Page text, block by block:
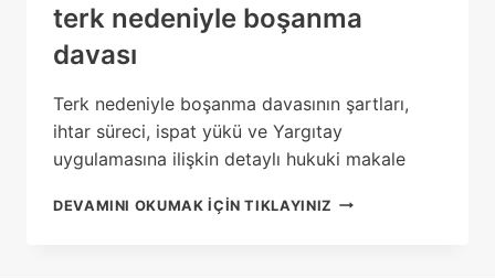
terk nedeniyle boşanma
davası
Terk nedeniyle boşanma davasının şartları,
ihtar süreci, ispat yükü ve Yargıtay
uygulamasına ilişkin detaylı hukuki makale
DEVAMINI OKUMAK IÇIN TIKLAYINIZ TERK